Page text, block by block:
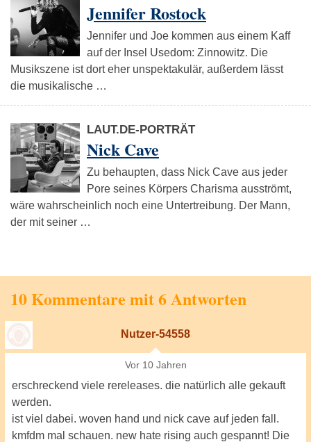
Jennifer Rostock
Jennifer und Joe kommen aus einem Kaff
auf der Insel Usedom: Zinnowitz. Die
Musikszene ist dort eher unspektakulär, außerdem lässt
die musikalische …
LAUT.DE-PORTRÄT
Nick Cave
Zu behaupten, dass Nick Cave aus jeder
Pore seines Körpers Charisma ausströmt,
wäre wahrscheinlich noch eine Untertreibung. Der Mann,
der mit seiner …
10 Kommentare mit 6 Antworten
Nutzer-54558
Vor 10 Jahren
erschreckend viele rereleases. die natürlich alle gekauft
werden.
ist viel dabei. woven hand und nick cave auf jeden fall.
kmfdm mal schauen. new hate rising auch gespannt! Die